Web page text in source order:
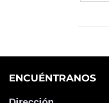
ENCUÉNTRANOS